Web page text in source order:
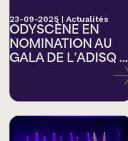
23-09-2025 | Actualités
ODYSCÈNE EN
NOMINATION AU
GALA DE L’ADISQ ...